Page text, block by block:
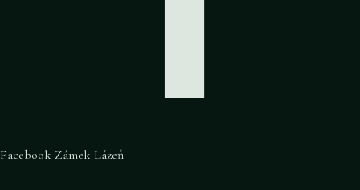
Facebook Zámek Lázeň